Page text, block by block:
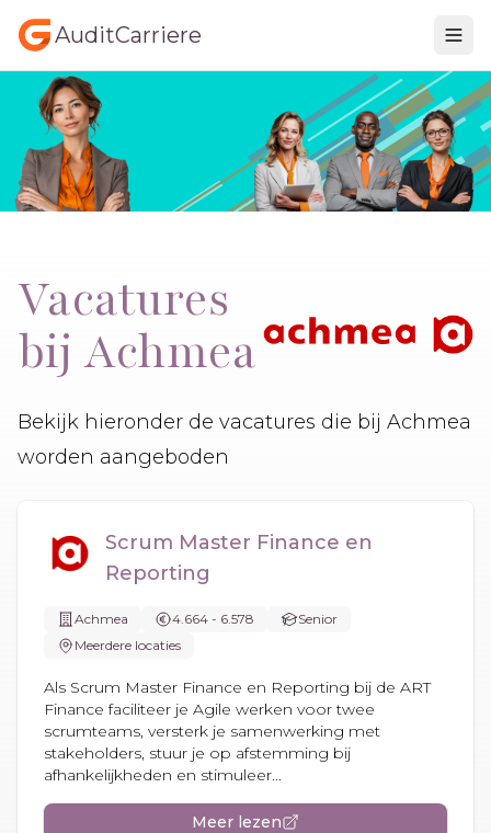
AuditCarriere
Vacatures
bij Achmea
Bekijk hieronder de vacatures die bij Achmea
worden aangeboden
Scrum Master Finance en
Reporting
Achmea 4.664 - 6.578
Senior
Meerdere locaties
Als Scrum Master Finance en Reporting bij de ART
Finance faciliteer je Agile werken voor twee
scrumteams, versterk je samenwerking met
stakeholders, stuur je op afstemming bij
afhankelijkheden en stimuleer...
Meer lezen